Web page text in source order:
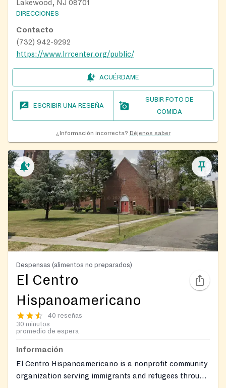
Lakewood, NJ 08701
DIRECCIONES
Contacto
(732) 942-9292
https://www.lrrcenter.org/public/
ACUÉRDAME
ESCRIBIR UNA RESEÑA
SUBIR FOTO DE
COMIDA
¿Información incorrecta? Déjenos saber
Despensas (alimentos no preparados)
El Centro
Hispanoamericano
40 reseñas
30 minutos
promedio de espera
Información
El Centro Hispanoamericano is a nonprofit community
organization serving immigrants and refugees through